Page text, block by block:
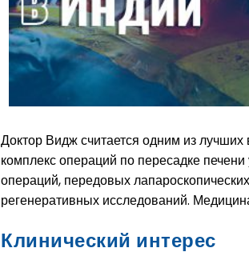
Доктор Видж считается одним из лучших
комплекс операций по пересадке
операций, передовых
регенеративных исследований.
Клинический интерес